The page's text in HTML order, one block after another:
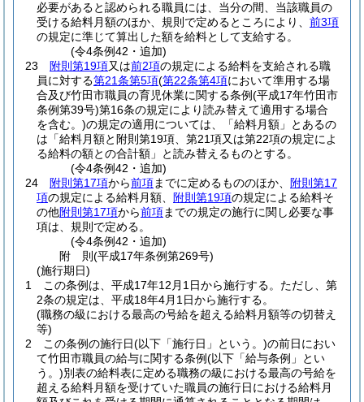
必要があると認められる職員には、当分の間、当該職員の
受ける給料月額のほか、規則で定めるところにより、 前3項
の規定に準じて算出した額を給料として支給する。
(令4条例42・追加)
23
附則第19項又は前2項の規定による給料を支給される職
員に対する第21条第5項(第22条第4項において準用する場
合及び竹田市職員の育児休業に関する条例(平成17年竹田市
条例第39号)第16条の規定により読み替えて適用する場合
を含む。)の規定の適用については、「給料月額」とあるの
は「給料月額と附則第19項、第21項又は第22項の規定によ
る給料の額との合計額」と読み替えるものとする。
(令4条例42・追加)
24
附則第17項から前項までに定めるもののほか、
附則第17
項の規定による給料月額、 附則第19項の規定による給料そ
の他附則第17項から前項までの規定の施行に関し必要な事
項は、規則で定める。
(令4条例42・追加)
附 則(平成17年条例第269号)
(施行期日)
1
この条例は、平成17年12月1日から施行する。 ただし、第
2条の規定は、平成18年4月1日から施行する。
(職務の級における最高の号給を超える給料月額等の切替え
等)
2
この条例の施行日(以下「施行日」という。)の前日におい
て竹田市職員の給与に関する条例(以下「給与条例」とい
う。)別表の給料表に定める職務の級における最高の号給を
超える給料月額を受けていた職員の施行日における給料月